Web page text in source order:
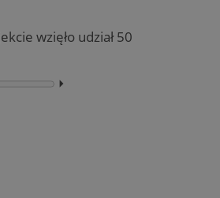
wzięło udział 50
⏵︎